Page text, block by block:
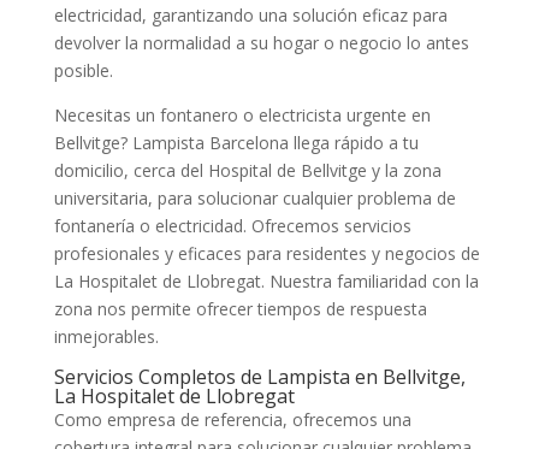
electricidad, garantizando una solución eficaz para
devolver la normalidad a su hogar o negocio lo antes
posible.
Necesitas un fontanero o electricista urgente en
Bellvitge? Lampista Barcelona llega rápido a tu
domicilio, cerca del Hospital de Bellvitge y la zona
universitaria, para solucionar cualquier problema de
fontanería o electricidad. Ofrecemos servicios
profesionales y eficaces para residentes y negocios de
La Hospitalet de Llobregat. Nuestra familiaridad con la
zona nos permite ofrecer tiempos de respuesta
inmejorables.
Servicios Completos de Lampista en Bellvitge,
La Hospitalet de Llobregat
Como empresa de referencia, ofrecemos una